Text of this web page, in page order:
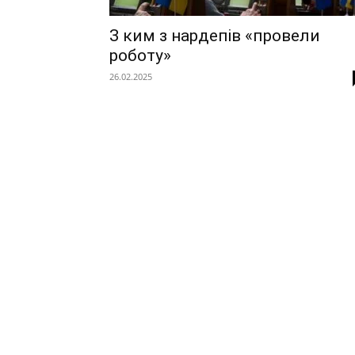
З ким з нардепів «провели
роботу»
26.02.2025